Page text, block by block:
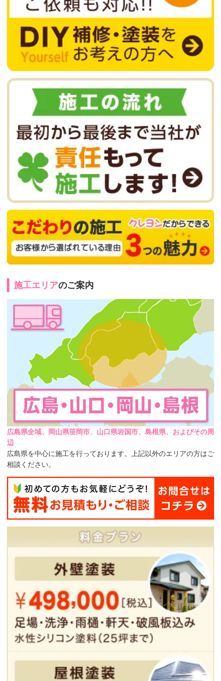
施工エリアのご案内
広島県全域、岡山県笹岡市、山口県岩国市、島根県、およびその周
辺
広島県を中心に施工を行っております。上記以外のエリアの方はご
相談ください。